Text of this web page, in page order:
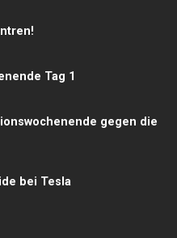
Tag 1
gegen die
bei Tesla